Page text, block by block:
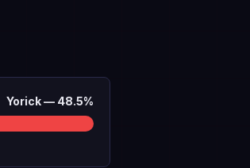
Yorick— 48.5%